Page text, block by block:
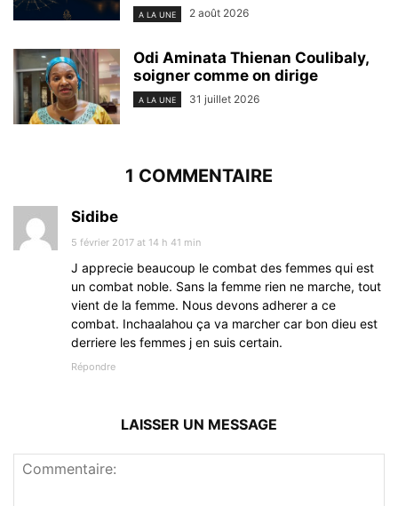
A LA UNE 2 août 2026
Odi Aminata Thienan Coulibaly,
soigner comme on dirige
A LA UNE 31 juillet 2026
1 COMMENTAIRE
Sidibe
5 février 2017 at 14 h 41 min
J apprecie beaucoup le combat des femmes qui est
un combat noble. Sans la femme rien ne marche, tout
vient de la femme. Nous devons adherer a ce
combat. Inchaalahou ça va marcher car bon dieu est
derriere les femmes j en suis certain.
Répondre
LAISSER UN MESSAGE